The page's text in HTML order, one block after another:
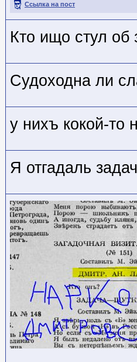
Ссылка на пост
Кто ищо стул об
Судоходна ли
у нихъ кокой-то
Я отгадаль